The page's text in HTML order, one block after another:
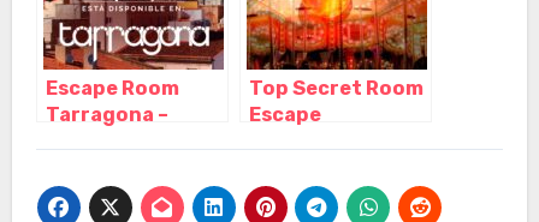
Escape Room
Tarragona –
Cataluña
Top Secret Room
Escape
Cataluña